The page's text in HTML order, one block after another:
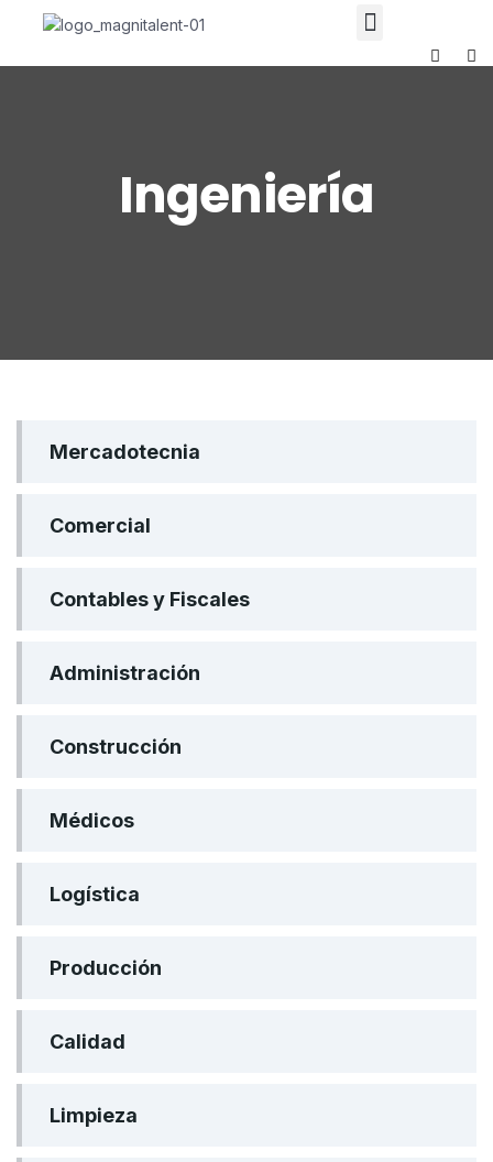
Ingeniería
Mercadotecnia
Comercial
Contables y Fiscales
Administración
Construcción
Médicos
Logística
Producción
Calidad
Limpieza